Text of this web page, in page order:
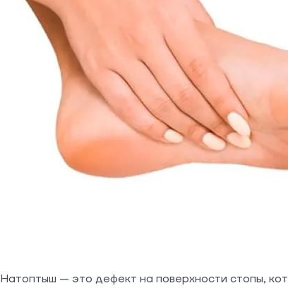
Натоптыш — это дефект на поверхности стопы,